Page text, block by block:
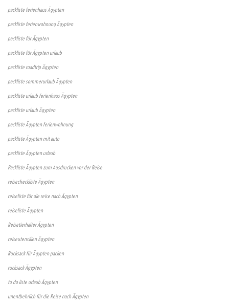
packliste ferienhaus Ägypten
packliste ferienwohnung Ägypten
packliste für Ägypten
packliste für Ägypten urlaub
packliste roadtrip Ägypten
packliste sommerurlaub Ägypten
packliste urlaub ferienhaus Ägypten
packliste urlaub Ägypten
packliste Ägypten ferienwohnung
packliste Ägypten mit auto
packliste Ägypten urlaub
Packliste Ägypten zum Ausdrucken vor der Reise
reisecheckliste Ägypten
reiseliste für die reise nach Ägypten
reiseliste Ägypten
Reisetierhalter Ägypten
reiseutensilien Ägypten
Rucksack für Ägypten packen
rucksack Ägypten
to do liste urlaub Ägypten
unentbehrlich für die Reise nach Ägypten